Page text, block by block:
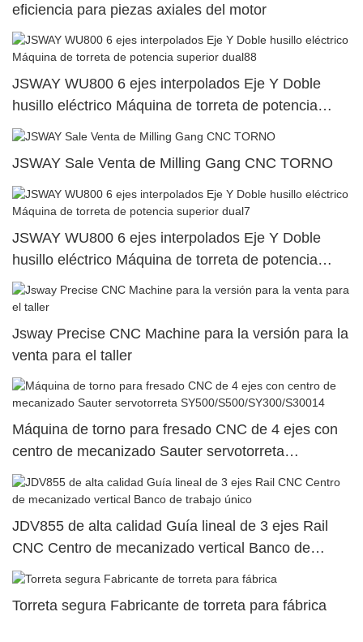
eficiencia para piezas axiales del motor
JSWAY WU800 6 ejes interpolados Eje Y Doble
husillo eléctrico Máquina de torreta de potencia
superior dual88
JSWAY Sale Venta de Milling Gang CNC TORNO
JSWAY WU800 6 ejes interpolados Eje Y Doble
husillo eléctrico Máquina de torreta de potencia
superior dual7
Jsway Precise CNC Machine para la versión para la
venta para el taller
Máquina de torno para fresado CNC de 4 ejes con
centro de mecanizado Sauter servotorreta
SY500/S500/SY300/S30014
JDV855 de alta calidad Guía lineal de 3 ejes Rail
CNC Centro de mecanizado vertical Banco de
trabajo único
Torreta segura Fabricante de torreta para fábrica